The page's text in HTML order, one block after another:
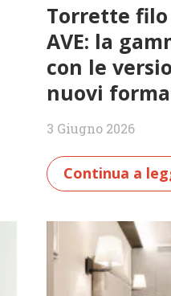
Torrette
AVE: la
con le
nuovi
3 Giugno 2026
Continua a